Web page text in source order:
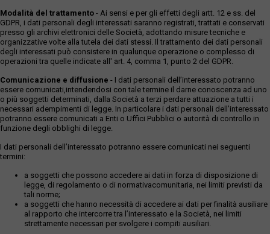
Modalità del trattamento - Ai sensi e per gli effetti degli artt. 12 e ss. del
GDPR, i dati personali degli interessati saranno registrati, trattati e conservati
presso gli archivi elettronici delle Società, adottando misure tecniche e
organizzative volte alla tutela dei dati stessi. Il trattamento dei dati personali
degli interessati può consistere in qualunque operazione o complesso di
operazioni tra quelle indicate all' art. 4, comma 1, punto 2 del GDPR.
Comunicazione e diffusione - I dati personali dell’interessato potranno
essere comunicati,intendendosi con tale termine il darne conoscenza ad uno
o più soggetti determinati, dalla Società a terzi perdare attuazione a tutti i
necessari adempimenti di legge. In particolare i dati personali dell’interessato
potranno essere comunicati a Enti o Uffici Pubblici o autorità di controllo in
funzione degli obblighi di legge.
I dati personali dell’interessato potranno essere comunicati nei seguenti
termini:
a soggetti che possono accedere ai dati in forza di disposizione di
legge, di regolamento o di normativacomunitaria, nei limiti previsti da
tali norme;
a soggetti che hanno necessità di accedere ai dati per finalità ausiliare
al rapporto che intercorre tra l’interessato e la Società, nei limiti
strettamente necessari per svolgere i compiti ausiliari.